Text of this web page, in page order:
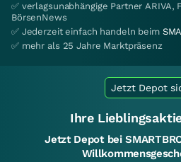
✅ verlagsunabhängige Partner ARIVA,
BörsenNews
✅ Jederzeit einfach handeln beim
✅ mehr als 25 Jahre Marktpräsenz
Jetzt Depot
Ihre
Jetzt Depot bei